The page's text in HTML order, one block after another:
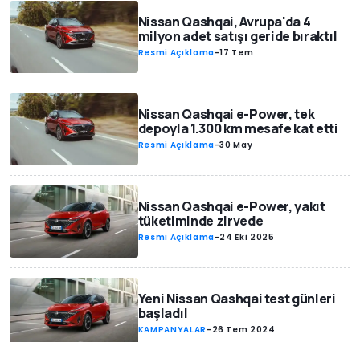
Nissan Qashqai, Avrupa'da 4
milyon adet satışı geride bıraktı!
Resmi Açıklama-17 Tem
Nissan Qashqai e-Power, tek
depoyla 1.300 km mesafe kat etti
Resmi Açıklama-30 May
Nissan Qashqai e-Power, yakıt
tüketiminde zirvede
Resmi Açıklama-24 Eki 2025
Yeni Nissan Qashqai test günleri
başladı!
KAMPANYALAR - 26 Tem 2024